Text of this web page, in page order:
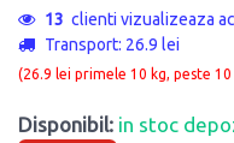
13 clienti vizualizeaza
Transport: 26.9 lei
(26.9 lei primele 10 kg, peste
Disponibil: in stoc